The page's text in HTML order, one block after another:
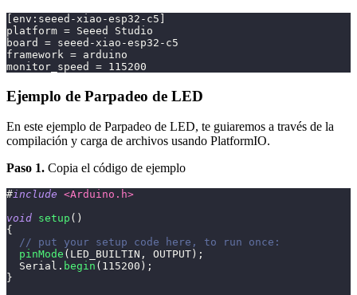
[env:seeed-xiao-esp32-c5]
platform = Seeed Studio
board = seeed-xiao-esp32-c5
framework = arduino
monitor_speed = 115200
Ejemplo de Parpadeo de LED
En este ejemplo de Parpadeo de LED, te guiaremos a través de la
compilación y carga de archivos usando PlatformIO.
Paso 1. Copia el código de ejemplo
#include <Arduino.h>
void setup ( )
{
// put your setup code here, to run once:
pinMode ( LED_BUILTIN , OUTPUT ) ;
  Serial
. begin ( 115200 ) ;
}